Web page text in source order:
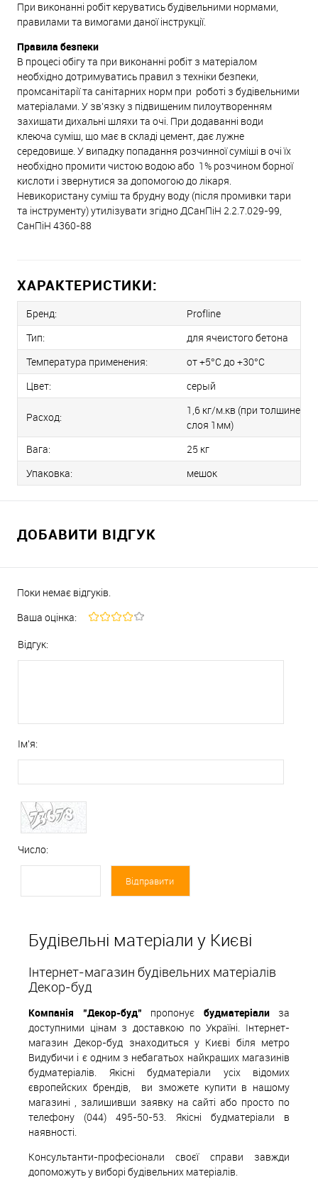
При виконанні робіт керуватись будівельними нормами,
правилами та вимогами даної інструкції.
Правила безпеки
В процесі обігу та при виконанні робіт з матеріалом
необхідно дотримуватись правил з техніки безпеки,
промсанітарії та санітарних норм при роботі з будівельними
матеріалами. У зв’язку з підвищеним пилоутворенням
захищати дихальні шляхи та очі. При додаванні води
клеюча суміш, що має в складі цемент, дає лужне
середовище. У випадку попадання розчинної суміші в очі їх
необхідно промити чистою водою або 1% розчином борної
кислоти і звернутися за допомогою до лікаря.
Невикористану суміш та брудну воду (після промивки тари
та інструменту) утилізувати згідно ДСанПіН 2.2.7.029-99,
СанПіН 4360-88
ХАРАКТЕРИСТИКИ:
Бренд:
Profline
Тип:
для ячеистого бетона
Температура применения:
от +5°С до +30°С
Цвет:
серый
Расход:
1,6 кг/м.кв (при толщине
слоя 1мм)
Вага:
25 кг
Упаковка:
мешок
ДОБАВИТИ ВІДГУК
Поки немає відгуків.
Ваша оцінка:
Відгук:
Ім'я:
Число:
Будівельні матеріали у Києві
Інтернет-магазин будівельних матеріалів
Декор-буд
Компанія "Декор-буд" пропонує будматеріализа
доступними цінам з доставкою по Україні. Інтернет-
магазин Декор-буд знаходиться у Києві біля метро
Видубичи і є одним з небагатьох найкращих магазинів
будматеріалів. Якісні будматеріали усіх відомих
європейских брендів, ви зможете купити в нашому
магазині , залишивши заявку на сайті або просто по
телефону (044) 495-50-53. Якісні будматеріали в
наявності.
Консультанти-професіонали своєї справи завжди
допоможуть у виборі будівельних матеріалів.